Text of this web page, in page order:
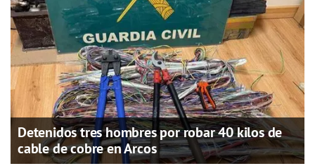
Detenidos tres hombres por robar 40 kilos de
cable de cobre en Arcos